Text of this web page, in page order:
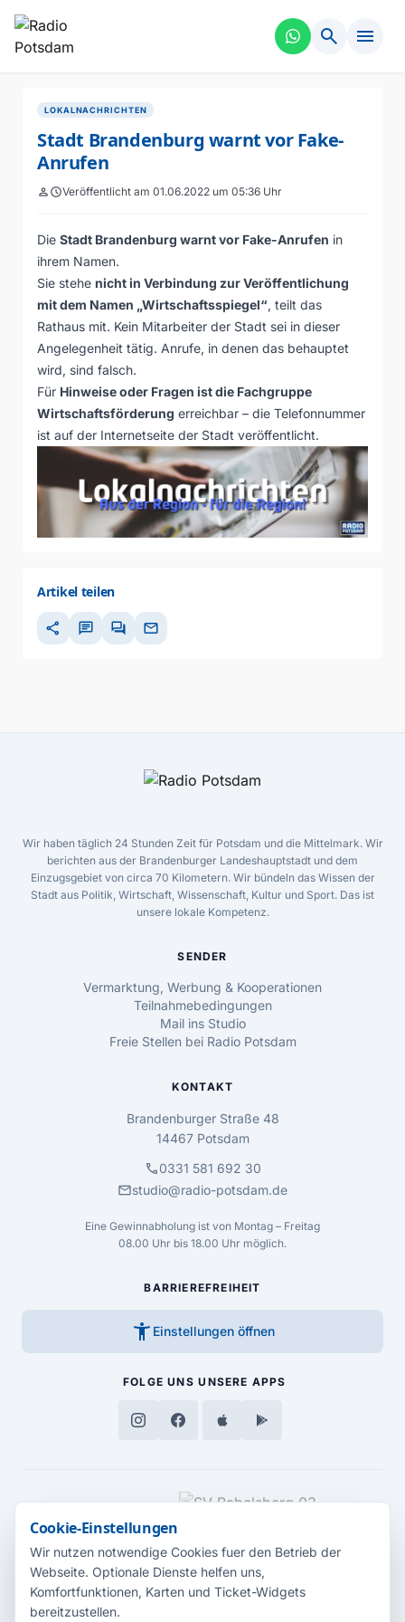
search menu
LOKALNACHRICHTEN
Stadt Brandenburg warnt vor Fake-
Anrufen
personscheduleVeröffentlicht am 01.06.2022 um 05:36 Uhr
Die Stadt Brandenburg warnt vor Fake-Anrufen in
ihrem Namen.
Sie stehe nicht in Verbindung zur Veröffentlichung
mit dem Namen „Wirtschaftsspiegel“, teilt das
Rathaus mit. Kein Mitarbeiter der Stadt sei in dieser
Angelegenheit tätig. Anrufe, in denen das behauptet
wird, sind falsch.
Für Hinweise oder Fragen ist die Fachgruppe
Wirtschaftsförderung erreichbar – die Telefonnummer
ist auf der Internetseite der Stadt veröffentlicht.
Artikel teilen
share chat forum mail
Wir haben täglich 24 Stunden Zeit für Potsdam und die Mittelmark. Wir
berichten aus der Brandenburger Landeshauptstadt und dem
Einzugsgebiet von circa 70 Kilometern. Wir bündeln das Wissen der
Stadt aus Politik, Wirtschaft, Wissenschaft, Kultur und Sport. Das ist
unsere lokale Kompetenz.
SENDER
Vermarktung, Werbung & Kooperationen
Teilnahmebedingungen
Mail ins Studio
Freie Stellen bei Radio Potsdam
KONTAKT
Brandenburger Straße 48
14467 Potsdam
call0331 581 692 30
mailstudio@radio-potsdam.de
Eine Gewinnabholung ist von Montag – Freitag
08.00 Uhr bis 18.00 Uhr möglich.
BARRIEREFREIHEIT
accessibility_new Einstellungen öffnen
FOLGE UNS UNSERE APPS
MEDIENPARTNER
Cookie-Einstellungen
Wir nutzen notwendige Cookies fuer den Betrieb der
Webseite. Optionale Dienste helfen uns,
Komfortfunktionen, Karten und Ticket-Widgets
bereitzustellen.